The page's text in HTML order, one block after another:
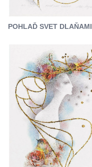
POHLAĎ SVET DLAŇAMI